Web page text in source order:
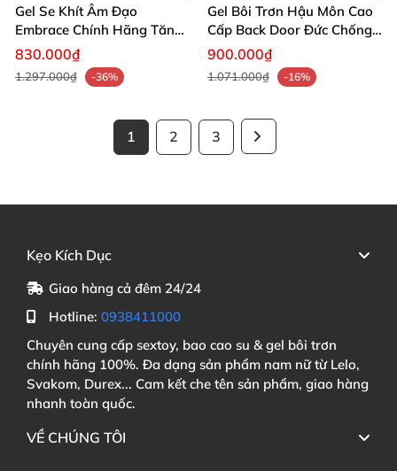
Gel Se Khít Âm Đạo
Embrace Chính Hãng Tăng
Độ Khít Tự Nhiên
830.000₫
1.297.000₫ -36%
Gel Bôi Trơn Hậu Môn Cao
Cấp Back Door Đức Chống
Khô Rát
900.000₫
1.071.000₫ -16%
1 2 3
Kẹo Kích Dục
Giao hàng cả đêm 24/24
Hotline: 0938411000
Chuyên cung cấp sextoy, bao cao su & gel bôi trơn
chính hãng 100%. Đa dạng sản phẩm nam nữ từ Lelo,
Svakom, Durex... Cam kết che tên sản phẩm, giao hàng
nhanh toàn quốc.
VỀ CHÚNG TÔI